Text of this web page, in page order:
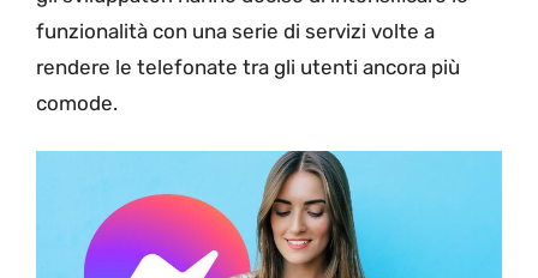
funzionalità con una serie di servizi volte a
rendere le telefonate tra gli utenti ancora più
comode.